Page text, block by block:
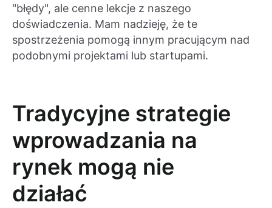
"błędy", ale cenne lekcje z naszego
doświadczenia. Mam nadzieję, że te
spostrzeżenia pomogą innym pracującym nad
podobnymi projektami lub startupami.
Tradycyjne strategie
wprowadzania na
rynek mogą nie
działać